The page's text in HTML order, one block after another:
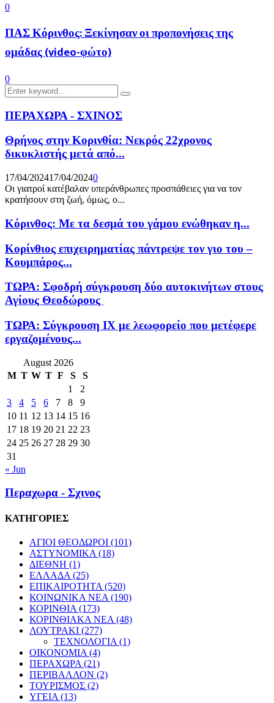
0
ΠΑΣ Κόρινθος: Ξεκίνησαν οι προπονήσεις της
ομάδας (video-φώτο)
0
Search
for:
Search
ΠΕΡΑΧΩΡΑ - ΣΧΙΝΟΣ
Θρήνος στην Κορινθία: Νεκρός 22χρονος
δικυκλιστής μετά από...
17/04/202417/04/20240
Οι γιατροί κατέβαλαν υπεράνθρωπες προσπάθειες για να τον
κρατήσουν στη ζωή, όμως, ο...
Κόρινθος: Με τα δεσμά του γάμου ενώθηκαν η...
Κορίνθιος επιχειρηματίας πάντρεψε τον γιο του –
Κουμπάρος...
ΤΩΡΑ: Σφοδρή σύγκρουση δύο αυτοκινήτων στους
Αγίους Θεοδώρους
ΤΩΡΑ: Σύγκρουση ΙΧ με λεωφορείο που μετέφερε
εργαζομένους...
August 2026
M T W T F S
S
1
2
3
4 5 6 7 8
9
10 11 12 13 14 15 16
17 18 19 20 21 22 23
24 25 26 27 28 29 30
31
« Jun
Περαχωρα - Σχινος
ΚΑΤΗΓΟΡΙΕΣ
ΑΓΙΟΙ ΘΕΟΔΩΡΟΙ (101)
ΑΣΤΥΝΟΜΙΚΑ (18)
ΔΙΕΘΝΗ (1)
ΕΛΛΑΔΑ (25)
ΕΠΙΚΑΙΡΟΤΗΤΑ (520)
ΚΟΙΝΩΝΙΚΑ ΝΕΑ (190)
ΚΟΡΙΝΘΙΑ (173)
ΚΟΡΙΝΘΙΑΚΑ ΝΕΑ (48)
ΛΟΥΤΡΑΚΙ (277)
ΤΕΧΝΟΛΟΓΙΑ (1)
ΟΙΚΟΝΟΜΙΑ (4)
ΠΕΡΑΧΩΡΑ (21)
ΠΕΡΙΒΑΛΛΟΝ (2)
ΤΟΥΡΙΣΜΟΣ (2)
ΥΓΕΙΑ (13)